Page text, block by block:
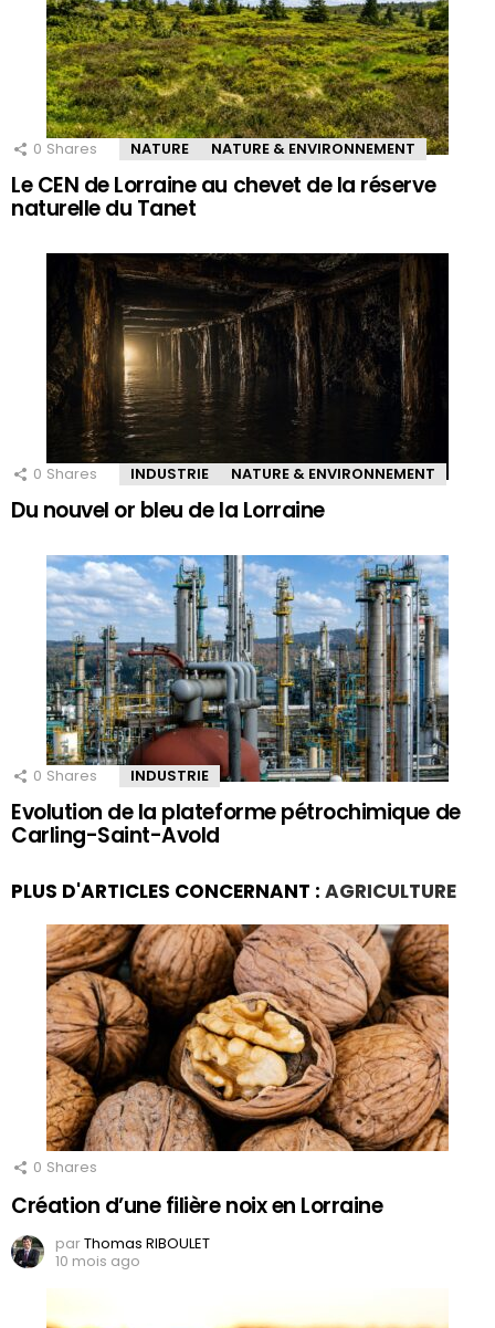
0 Shares NATURE NATURE & ENVIRONNEMENT
Le CEN de Lorraine au chevet de la réserve
naturelle du Tanet
0 Shares INDUSTRIE NATURE & ENVIRONNEMENT
Du nouvel or bleu de la Lorraine
0 Shares INDUSTRIE
Evolution de la plateforme pétrochimique de
Carling-Saint-Avold
PLUS D'ARTICLES CONCERNANT : AGRICULTURE
0 Shares
Création d’une filière noix en Lorraine
parThomas RIBOULET
10 mois ago